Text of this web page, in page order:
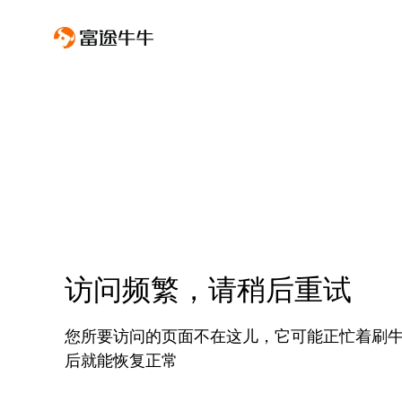
访问频繁，请稍后重试
您所要访问的页面不在这儿，它可能正忙着刷
后就能恢复正常